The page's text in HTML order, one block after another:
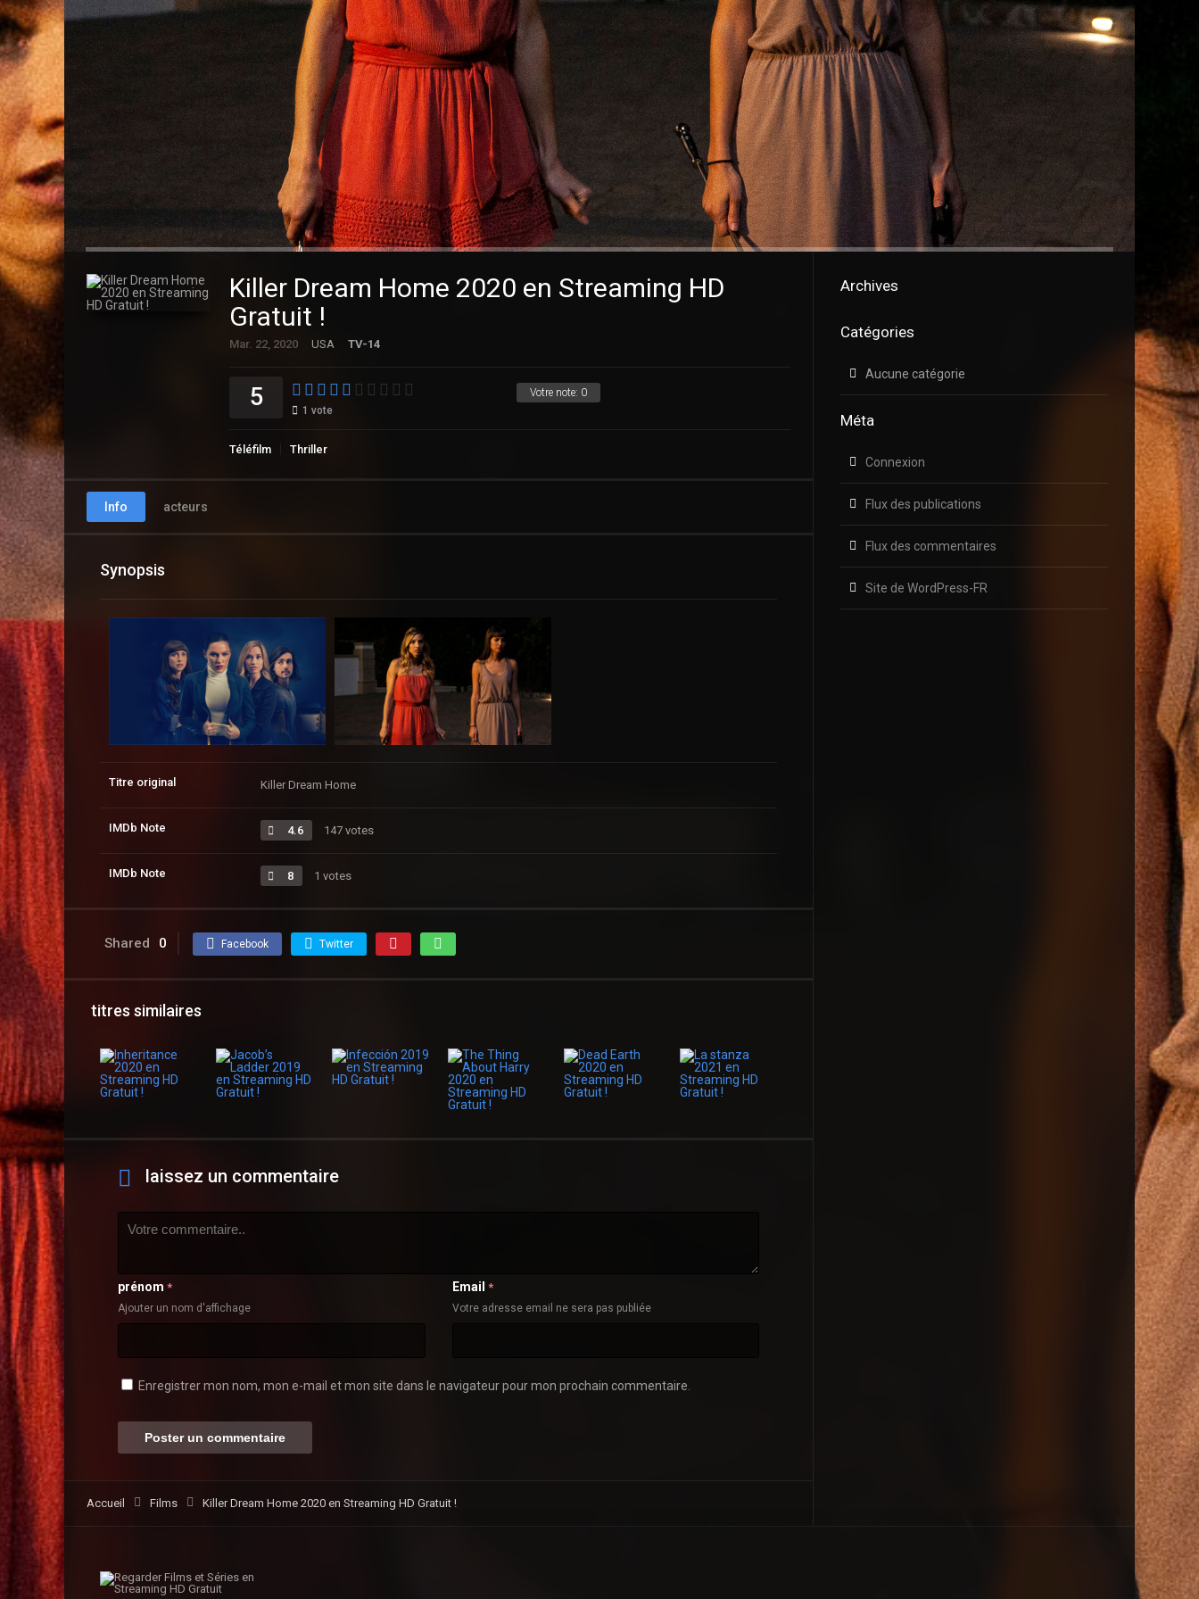
Killer Dream Home 2020 en Streaming HD
Gratuit !
Mar. 22, 2020 USA TV-14
Votre note: 0
5 1 vote
Téléfilm Thriller
Info acteurs
Synopsis
Titre original Killer Dream Home
IMDb Note 4.6 147 votes
IMDb Note 8 1 votes
Shared 0 Facebook Twitter
titres similaires
laissez un commentaire
prénom *
Ajouter un nom d'affichage
Email *
Votre adresse email ne sera pas publiée
Enregistrer mon nom, mon e-mail et mon site dans le navigateur pour mon prochain commentaire.
Accueil Films Killer Dream Home 2020 en Streaming HD Gratuit !
Archives
Catégories
Aucune catégorie
Méta
Connexion
Flux des publications
Flux des commentaires
Site de WordPress-FR